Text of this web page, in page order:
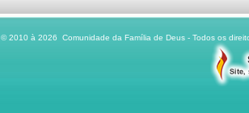
© 2010 à 2026 Comunidade da Família de Deus - Todos os